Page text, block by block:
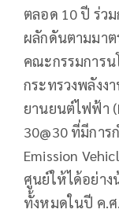
ตลอด 10 ปี ร่ว
ผลักดันตามมาต
คณะกรรมการ
กระทรวงพลังง
ยานยนต์ไฟฟ้า
30@30 ที่มีการ
Emission
ศูนย์ให้ได้อย่าง
ทั้งหมดในปี ค.ศ